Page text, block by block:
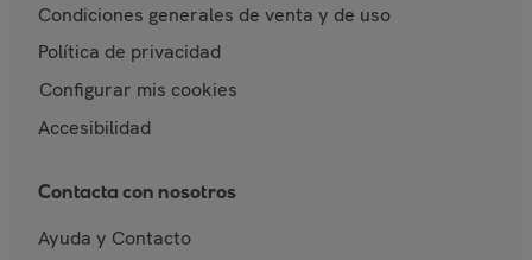
Condiciones generales de venta y de uso
Política de privacidad
Configurar mis cookies
Accesibilidad
Contacta con nosotros
Ayuda y Contacto